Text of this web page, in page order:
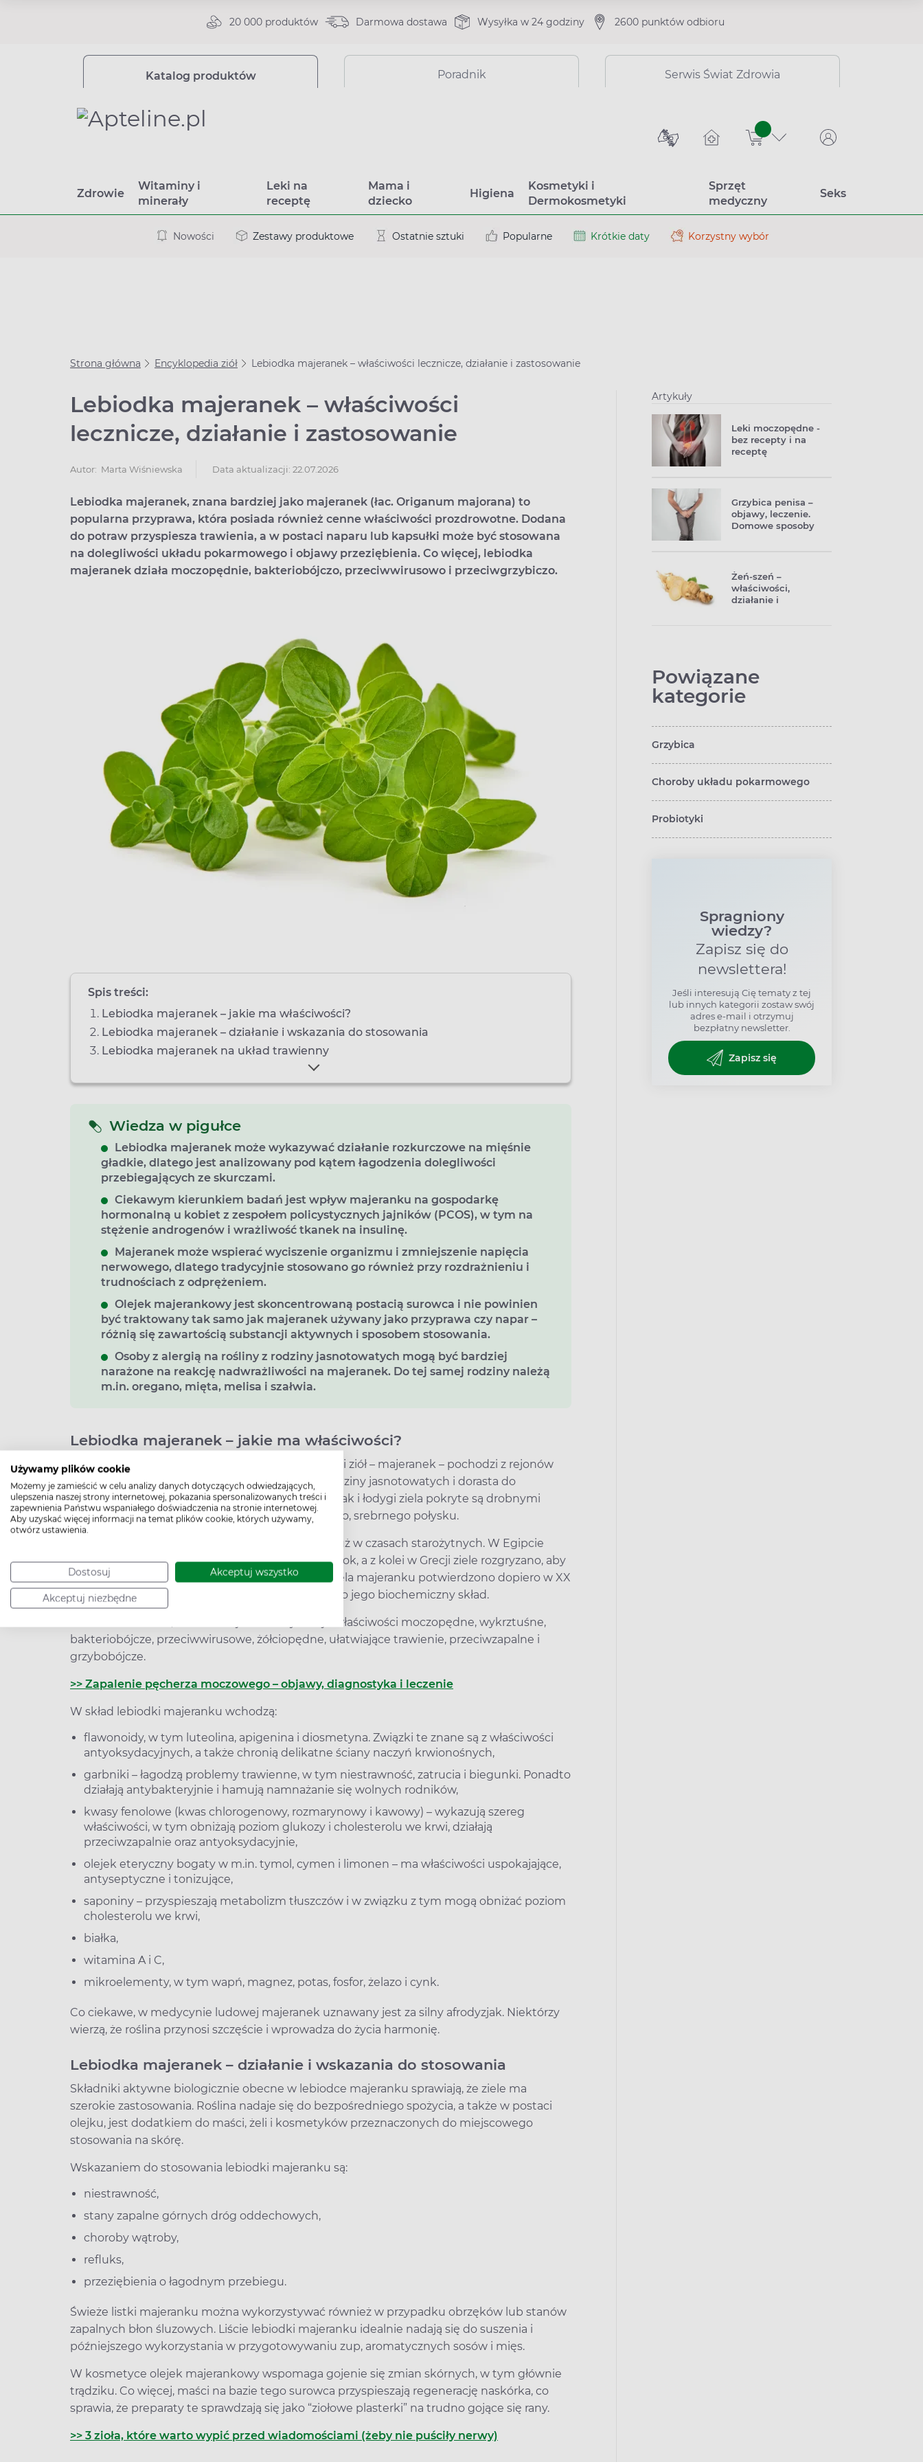
Używamy plików cookie
Możemy je zamieścić w celu analizy danych dotyczących odwiedzających,
ulepszenia naszej strony internetowej, pokazania spersonalizowanych treści i
zapewnienia Państwu wspaniałego doświadczenia na stronie internetowej.
Aby uzyskać więcej informacji na temat plików cookie, których używamy,
otwórz ustawienia.
Dostosuj Akceptuj wszystko
Akceptuj niezbędne
20 000 produktów Darmowa dostawa Wysyłka w 24 godziny 2600 punktów odbioru
Katalog produktów Poradnik Serwis Świat Zdrowia
sztuk
Zdrowie
Witaminy i
minerały
Leki na
receptę
Mama i
dziecko
Higiena
Kosmetyki i
Dermokosmetyki
Sprzęt
medyczny
Seks
Nowości Zestawy produktowe Ostatnie sztuki Popularne Krótkie daty Korzystny wybór
Strona główna Encyklopedia ziół Lebiodka majeranek – właściwości lecznicze, działanie i zastosowanie
Lebiodka majeranek – właściwości
lecznicze, działanie i zastosowanie
Autor: Marta Wiśniewska Data aktualizacji: 22.07.2026
Lebiodka majeranek, znana bardziej jako majeranek (łac. Origanum majorana) to
popularna przyprawa, która posiada również cenne właściwości prozdrowotne. Dodana
do potraw przyspiesza trawienia, a w postaci naparu lub kapsułki może być stosowana
na dolegliwości układu pokarmowego i objawy przeziębienia. Co więcej, lebiodka
majeranek działa moczopędnie, bakteriobójczo, przeciwwirusowo i przeciwgrzybiczo.
Spis treści:
Lebiodka majeranek – jakie ma właściwości?
Lebiodka majeranek – działanie i wskazania do stosowania
Lebiodka majeranek na układ trawienny
Wiedza w pigułce
Lebiodka majeranek może wykazywać działanie rozkurczowe na mięśnie
gładkie, dlatego jest analizowany pod kątem łagodzenia dolegliwości
przebiegających ze skurczami.
Ciekawym kierunkiem badań jest wpływ majeranku na gospodarkę
hormonalną u kobiet z zespołem policystycznych jajników (PCOS), w tym na
stężenie androgenów i wrażliwość tkanek na insulinę.
Majeranek może wspierać wyciszenie organizmu i zmniejszenie napięcia
nerwowego, dlatego tradycyjnie stosowano go również przy rozdrażnieniu i
trudnościach z odprężeniem.
Olejek majerankowy jest skoncentrowaną postacią surowca i nie powinien
być traktowany tak samo jak majeranek używany jako przyprawa czy napar –
różnią się zawartością substancji aktywnych i sposobem stosowania.
Osoby z alergią na rośliny z rodziny jasnotowatych mogą być bardziej
narażone na reakcję nadwrażliwości na majeranek. Do tej samej rodziny należą
m.in. oregano, mięta, melisa i szałwia.
Lebiodka majeranek – jakie ma właściwości?
Jedno z najbardziej popularnych w polskiej kuchni ziół – majeranek – pochodzi z rejonów
Morza Śródziemnego. Roślina zaliczana jest do rodziny jasnotowatych i dorasta do
wysokości nie większej niż 30 cm. Zarówno liście, jak i łodygi ziela pokryte są drobnymi
włoskami. Nadają one roślinie charakterystycznego, srebrnego połysku.
Walory smakowe i zdrowotne rośliny doceniano już w czasach starożytnych. W Egipcie
majeranek wykorzystywano do balsamowania zwłok, a z kolei w Grecji ziele rozgryzano, aby
pozbyć się bólów zębów. Właściwości lecznicze ziela majeranku potwierdzono dopiero w XX
wieku, gdy za pomocą badań naukowych poznano jego biochemiczny skład.
Obecnie wiadomo, że ziele majeranku wykazuje właściwości moczopędne, wykrztuśne,
bakteriobójcze, przeciwwirusowe, żółciopędne, ułatwiające trawienie, przeciwzapalne i
grzybobójcze.
>> Zapalenie pęcherza moczowego – objawy, diagnostyka i leczenie
W skład lebiodki majeranku wchodzą:
flawonoidy, w tym luteolina, apigenina i diosmetyna. Związki te znane są z właściwości
antyoksydacyjnych, a także chronią delikatne ściany naczyń krwionośnych,
garbniki – łagodzą problemy trawienne, w tym niestrawność, zatrucia i biegunki. Ponadto
działają antybakteryjnie i hamują namnażanie się wolnych rodników,
kwasy fenolowe (kwas chlorogenowy, rozmarynowy i kawowy) – wykazują szereg
właściwości, w tym obniżają poziom glukozy i cholesterolu we krwi, działają
przeciwzapalnie oraz antyoksydacyjnie,
olejek eteryczny bogaty w m.in. tymol, cymen i limonen – ma właściwości uspokajające,
antyseptyczne i tonizujące,
saponiny – przyspieszają metabolizm tłuszczów i w związku z tym mogą obniżać poziom
cholesterolu we krwi,
białka,
witamina A i C,
mikroelementy, w tym wapń, magnez, potas, fosfor, żelazo i cynk.
Co ciekawe, w medycynie ludowej majeranek uznawany jest za silny afrodyzjak. Niektórzy
wierzą, że roślina przynosi szczęście i wprowadza do życia harmonię.
Lebiodka majeranek – działanie i wskazania do stosowania
Składniki aktywne biologicznie obecne w lebiodce majeranku sprawiają, że ziele ma
szerokie zastosowania. Roślina nadaje się do bezpośredniego spożycia, a także w postaci
olejku, jest dodatkiem do maści, żeli i kosmetyków przeznaczonych do miejscowego
stosowania na skórę.
Wskazaniem do stosowania lebiodki majeranku są:
niestrawność,
stany zapalne górnych dróg oddechowych,
choroby wątroby,
refluks,
przeziębienia o łagodnym przebiegu.
Świeże listki majeranku można wykorzystywać również w przypadku obrzęków lub stanów
zapalnych błon śluzowych. Liście lebiodki majeranku idealnie nadają się do suszenia i
późniejszego wykorzystania w przygotowywaniu zup, aromatycznych sosów i mięs.
W kosmetyce olejek majerankowy wspomaga gojenie się zmian skórnych, w tym głównie
trądziku. Co więcej, maści na bazie tego surowca przyspieszają regenerację naskórka, co
sprawia, że preparaty te sprawdzają się jako “ziołowe plasterki” na trudno gojące się rany.
>> 3 zioła, które warto wypić przed wiadomościami (żeby nie puściły nerwy)
Artykuły
Leki moczopędne -
bez recepty i na
receptę
Grzybica penisa –
objawy, leczenie.
Domowe sposoby
Żeń-szeń –
właściwości,
działanie i
syberyjski?nie i
zastosowanie.
Ekstrakt z żeń-
Powiązane
kategorie
Grzybica
Choroby układu pokarmowego
Probiotyki
Spragniony
wiedzy?
Zapisz się do
newslettera!
Jeśli interesują Cię tematy z tej
lub innych kategorii zostaw swój
adres e-mail i otrzymuj
bezpłatny newsletter.
Zapisz się